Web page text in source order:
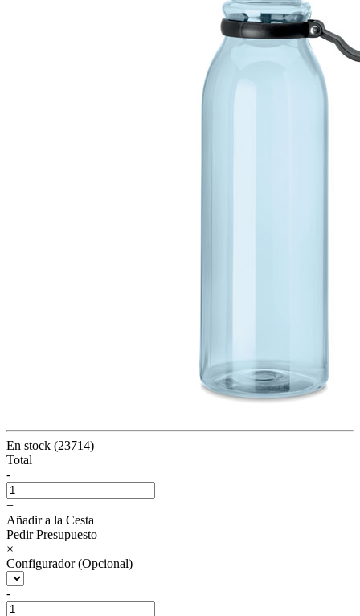
En stock (23714)
Total
-
+
Añadir a la Cesta
Pedir Presupuesto
×
Configurador (Opcional)
-